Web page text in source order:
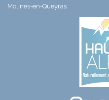
Molines-en-Queyras